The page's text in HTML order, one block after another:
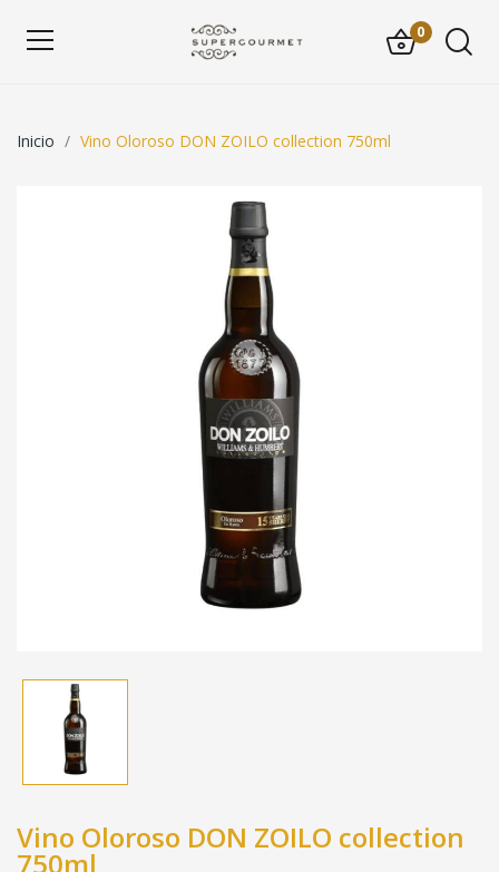
0
Inicio Vino Oloroso DON ZOILO collection 750ml
Vino Oloroso DON ZOILO collection
750ml